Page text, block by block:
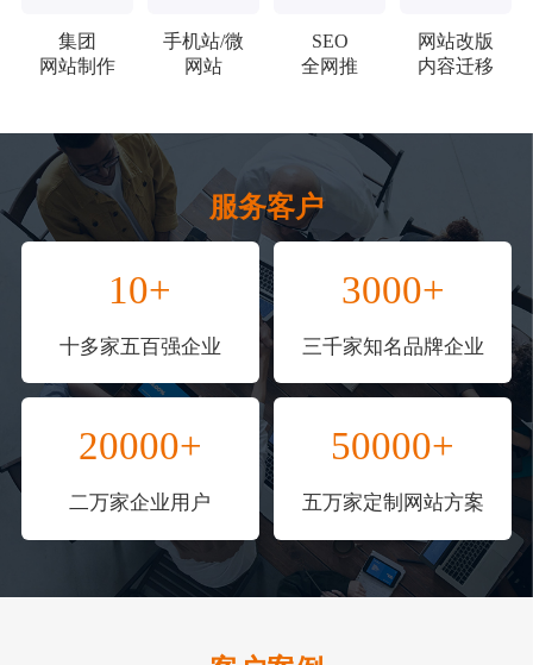
集团
网站制作
手机站/微
网站
SEO
全网推
网站改版
内容迁移
服务客户
10+
十多家五百强企业
3000+
三千家知名品牌企业
20000+
二万家企业用户
50000+
五万家定制网站方案